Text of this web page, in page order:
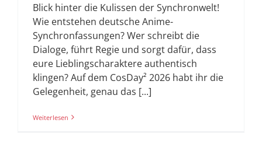
Blick hinter die Kulissen der Synchronwelt!
Wie entstehen deutsche Anime-
Synchronfassungen? Wer schreibt die
Dialoge, führt Regie und sorgt dafür, dass
eure Lieblingscharaktere authentisch
klingen? Auf dem CosDay² 2026 habt ihr die
Gelegenheit, genau das [...]
Weiterlesen